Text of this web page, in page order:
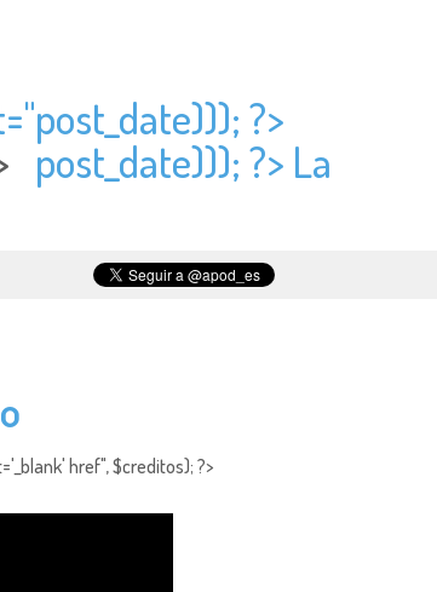
post_date))); ?>
post_date))); ?> La
href", $creditos); ?>